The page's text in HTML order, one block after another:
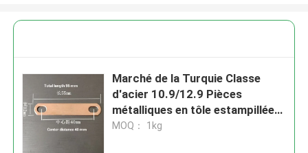
Marché de la Turquie Classe
d'acier 10.9/12.9 Pièces
métalliques en tôle estampillées
pliant quatre cavités
MOQ： 1kg